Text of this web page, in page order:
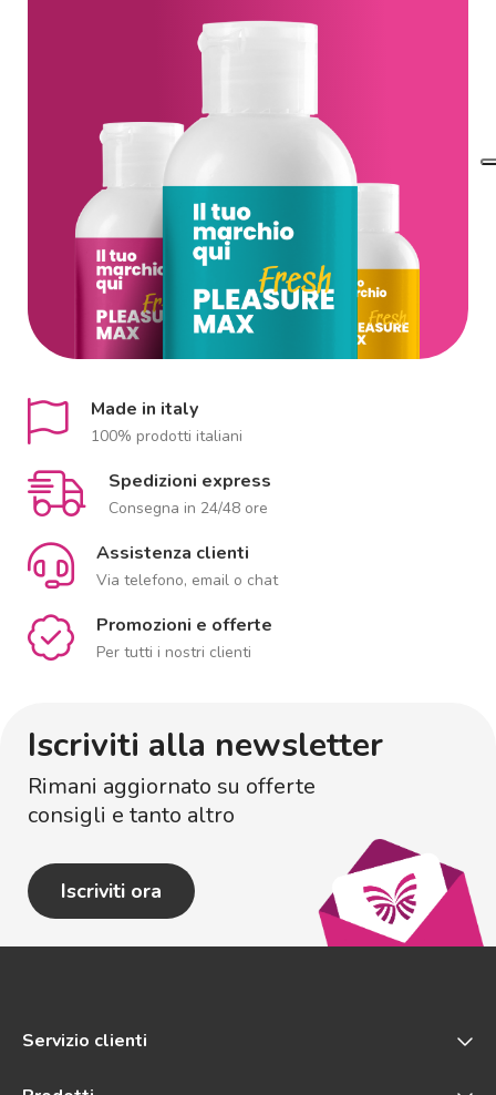
Made in italy
100% prodotti italiani
Spedizioni express
Consegna in 24/48 ore
Assistenza clienti
Via telefono, email o chat
Promozioni e offerte
Per tutti i nostri clienti
Iscriviti alla newsletter
Rimani aggiornato su offerte
consigli e tanto altro
Iscriviti ora
Servizio clienti